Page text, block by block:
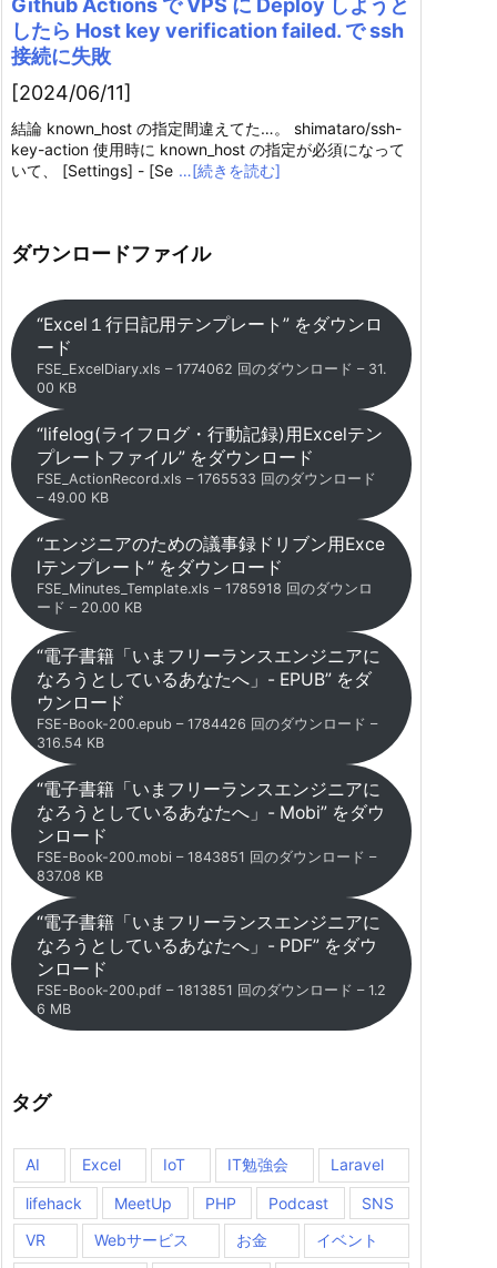
Github Actions で VPS に Deploy しようと
したら Host key verification failed. で ssh
接続に失敗
[2024/06/11]
結論 known_host の指定間違えてた…。 shimataro/ssh-
key-action 使用時に known_host の指定が必須になって
いて、 [Settings] - [Se …[続きを読む]
ダウンロードファイル
“Excel１行日記用テンプレート” をダウンロ
ード
FSE_ExcelDiary.xls – 1774062 回のダウンロード – 31.
00 KB
“lifelog(ライフログ・行動記録)用Excelテン
プレートファイル” をダウンロード
FSE_ActionRecord.xls – 1765533 回のダウンロード
– 49.00 KB
“エンジニアのための議事録ドリブン用Exce
lテンプレート” をダウンロード
FSE_Minutes_Template.xls – 1785918 回のダウンロ
ード – 20.00 KB
“電子書籍「いまフリーランスエンジニアに
なろうとしているあなたへ」- EPUB” をダ
ウンロード
FSE-Book-200.epub – 1784426 回のダウンロード –
316.54 KB
“電子書籍「いまフリーランスエンジニアに
なろうとしているあなたへ」- Mobi” をダウ
ンロード
FSE-Book-200.mobi – 1843851 回のダウンロード –
837.08 KB
“電子書籍「いまフリーランスエンジニアに
なろうとしているあなたへ」- PDF” をダウ
ンロード
FSE-Book-200.pdf – 1813851 回のダウンロード – 1.2
6 MB
タグ
AI Excel IoT IT勉強会 Laravel
lifehack MeetUp PHP Podcast
SNS
VR
Webサービス お金 イベント